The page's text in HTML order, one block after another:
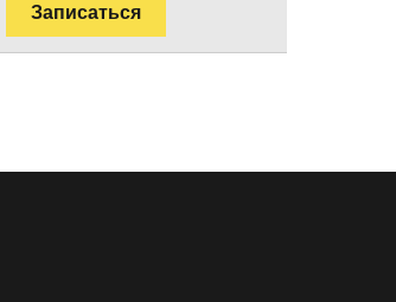
Записаться